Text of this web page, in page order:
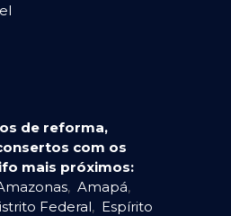
de reforma,
com os
mais próximos:
, Amapá,
Federal, Espírito